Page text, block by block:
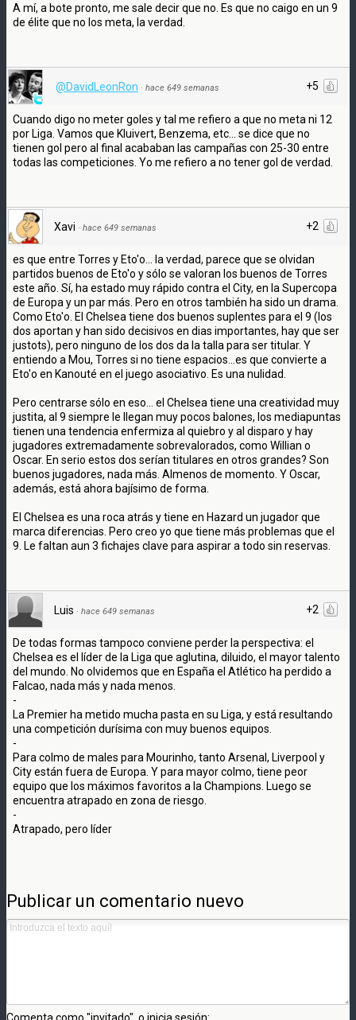
A mí, a bote pronto, me sale decir que no. Es que no caigo en un 9
de élite que no los meta, la verdad.
+5
@DavidLeonRon · hace 649 semanas
Cuando digo no meter goles y tal me refiero a que no meta ni 12
por Liga. Vamos que Kluivert, Benzema, etc... se dice que no
tienen gol pero al final acababan las campañas con 25-30 entre
todas las competiciones. Yo me refiero a no tener gol de verdad.
+2
Xavi · hace 649 semanas
es que entre Torres y Eto'o... la verdad, parece que se olvidan
partidos buenos de Eto'o y sólo se valoran los buenos de Torres
este año. Sí, ha estado muy rápido contra el City, en la Supercopa
de Europa y un par más. Pero en otros también ha sido un drama.
Como Eto'o. El Chelsea tiene dos buenos suplentes para el 9 (los
dos aportan y han sido decisivos en dias importantes, hay que ser
justots), pero ninguno de los dos da la talla para ser titular. Y
entiendo a Mou, Torres si no tiene espacios...es que convierte a
Eto'o en Kanouté en el juego asociativo. Es una nulidad.
Pero centrarse sólo en eso... el Chelsea tiene una creatividad muy
justita, al 9 siempre le llegan muy pocos balones, los mediapuntas
tienen una tendencia enfermiza al quiebro y al disparo y hay
jugadores extremadamente sobrevalorados, como Willian o
Oscar. En serio estos dos serían titulares en otros grandes? Son
buenos jugadores, nada más. Almenos de momento. Y Oscar,
además, está ahora bajísimo de forma.
El Chelsea es una roca atrás y tiene en Hazard un jugador que
marca diferencias. Pero creo yo que tiene más problemas que el
9. Le faltan aun 3 fichajes clave para aspirar a todo sin reservas.
+2
Luis · hace 649 semanas
De todas formas tampoco conviene perder la perspectiva: el
Chelsea es el líder de la Liga que aglutina, diluido, el mayor talento
del mundo. No olvidemos que en España el Atlético ha perdido a
Falcao, nada más y nada menos.
-
La Premier ha metido mucha pasta en su Liga, y está resultando
una competición durísima con muy buenos equipos.
-
Para colmo de males para Mourinho, tanto Arsenal, Liverpool y
City están fuera de Europa. Y para mayor colmo, tiene peor
equipo que los máximos favoritos a la Champions. Luego se
encuentra atrapado en zona de riesgo.
-
Atrapado, pero líder
Publicar un comentario nuevo